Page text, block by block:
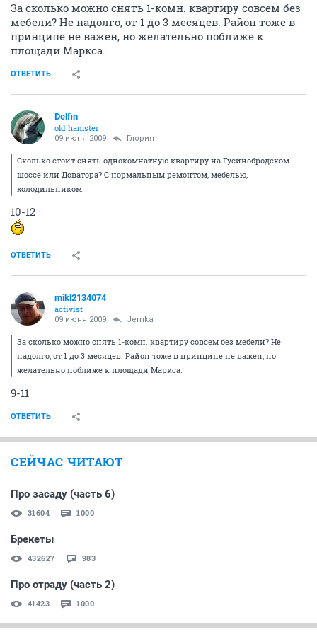
За сколько можно снять 1-комн. квартиру совсем без
мебели? Не надолго, от 1 до 3 месяцев. Район тоже в
принципе не важен, но желательно поближе к
площади Маркса.
ОТВЕТИТЬ
Delfin
old hamster
09 июня 2009 Глория
Сколько стоит снять однокомнатную квартиру на Гусинобродском
шоссе или Доватора? С нормальным ремонтом, мебелью,
холодильником.
10-12
ОТВЕТИТЬ
mikl2134074
activist
09 июня 2009 Jemka
За сколько можно снять 1-комн. квартиру совсем без мебели? Не
надолго, от 1 до 3 месяцев. Район тоже в принципе не важен, но
желательно поближе к площади Маркса.
9-11
ОТВЕТИТЬ
СЕЙЧАС ЧИТАЮТ
Про засаду (часть 6)
31604 1000
Брекеты
432627 983
Про отраду (часть 2)
41423 1000